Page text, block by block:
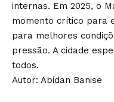
internas. Em 2025, o
momento crítico para
para melhores
pressão. A cidade
todos.
Autor: Abidan Banise